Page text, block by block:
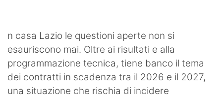
n casa Lazio le questioni aperte non si
esauriscono mai. Oltre ai risultati e alla
programmazione tecnica, tiene banco il tema
dei contratti in scadenza tra il 2026 e il 2027,
una situazione che rischia di incidere